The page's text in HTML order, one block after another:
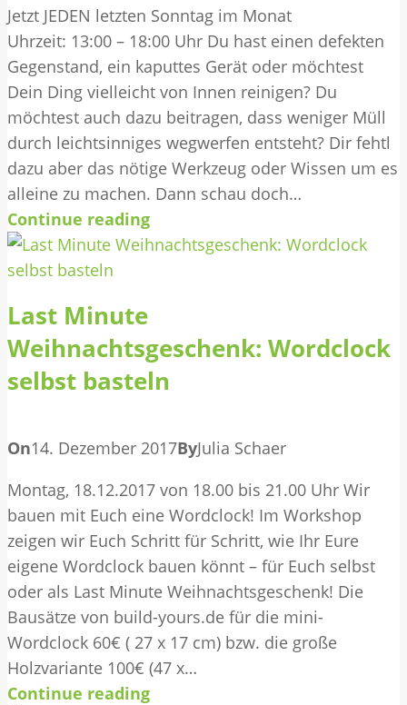
Jetzt JEDEN letzten Sonntag im Monat
Uhrzeit: 13:00 – 18:00 Uhr Du hast einen defekten
Gegenstand, ein kaputtes Gerät oder möchtest
Dein Ding vielleicht von Innen reinigen? Du
möchtest auch dazu beitragen, dass weniger Müll
durch leichtsinniges wegwerfen entsteht? Dir fehtl
dazu aber das nötige Werkzeug oder Wissen um es
alleine zu machen. Dann schau doch…
Continue reading
Last Minute
Weihnachtsgeschenk: Wordclock
selbst basteln
On14. Dezember 2017ByJulia Schaer
Montag, 18.12.2017 von 18.00 bis 21.00 Uhr Wir
bauen mit Euch eine Wordclock! Im Workshop
zeigen wir Euch Schritt für Schritt, wie Ihr Eure
eigene Wordclock bauen könnt – für Euch selbst
oder als Last Minute Weihnachtsgeschenk! Die
Bausätze von build-yours.de für die mini-
Wordclock 60€ ( 27 x 17 cm) bzw. die große
Holzvariante 100€ (47 x…
Continue reading